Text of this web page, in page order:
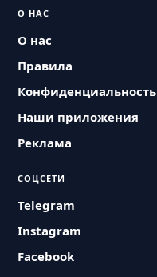
О НАС
О нас
Правила
Конфиденциальность
Наши приложения
Реклама
СОЦСЕТИ
Telegram
Instagram
Facebook